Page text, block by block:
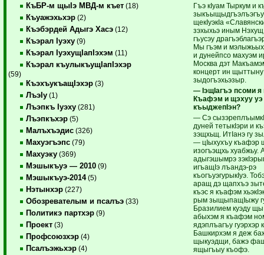
КъБР-м щыIэ МВД-м къет (18)
Къуажэхьхэр (2)
Къэбэрдей Адыгэ Хасэ (12)
Къэрал Iуэху (9)
Къэрал IуэхущIапIэхэм (11)
Къэрал къулыкъущIапIэхэр
(59)
КъэхъукъащIэхэр (3)
ЛъэIу (1)
Лъэпкъ Iуэху (281)
Лъэпкъхэр (5)
Малъхъэдис (326)
Махуэгъэпс (79)
Махуэку (369)
Мэшыкъуэ — 2010 (9)
Мэшыкъуэ-2014(5)
Нэтынхэр (227)
Обозревателым и псалъэ (33)
Политикэ партхэр (9)
Проект (3)
Профсоюзхэр (4)
Псалъэжьхэр (4)
Гъэ кIуам Тыркум и
щекIуэкIа
зэхыхьэ иным
гъусэу
Мы гъэм и
и дунейпсо махуэм
Москва дэт
концерт ин щыттыну
зыдогъэхьэзыр.
— IэщIагъэ псоми
Къафэм и щэхуу уэ
къыджепIэн?
— Сэ
дуней тетыкIэри и
зэщхьщ. ИтIанэ гу
— цIыхухъу къафэр
изогъэщхь хуабжьу.
адыгэшымрэ
игъащIэ лъандэ-рэ
къогъуэгурыкIуэ.
аращ дэ щапхъэ
къэс я къафэм
рым зыщыпащIыжу
Бразилием куэду
абыхэм я къафэм
ядэплъагъу гуэрхэр
Башкирхэм я деж
щыкуэдщи, бажэ
ящыгъыу къофэ.